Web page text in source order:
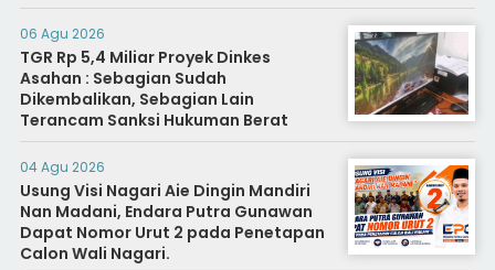
06 Agu 2026
TGR Rp 5,4 Miliar Proyek Dinkes
Asahan : Sebagian Sudah
Dikembalikan, Sebagian Lain
Terancam Sanksi Hukuman Berat
04 Agu 2026
Usung Visi Nagari Aie Dingin Mandiri
Nan Madani, Endara Putra Gunawan
Dapat Nomor Urut 2 pada Penetapan
Calon Wali Nagari.